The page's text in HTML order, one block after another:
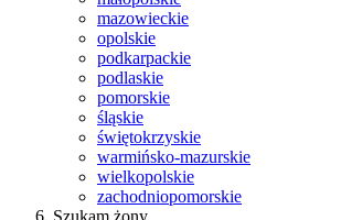
mazowieckie
opolskie
podkarpackie
podlaskie
pomorskie
śląskie
świętokrzyskie
warmińsko-mazurskie
wielkopolskie
zachodniopomorskie
Szukam żony